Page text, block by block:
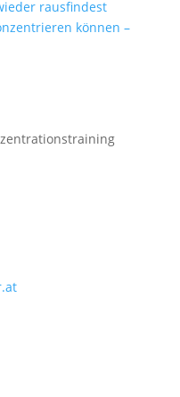
rausfindest
können –